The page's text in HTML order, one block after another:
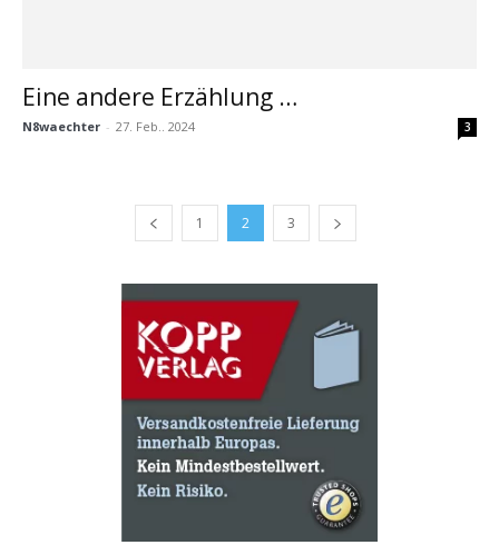
Eine andere Erzählung …
N8waechter - 27. Feb.. 2024 3
1 2 3